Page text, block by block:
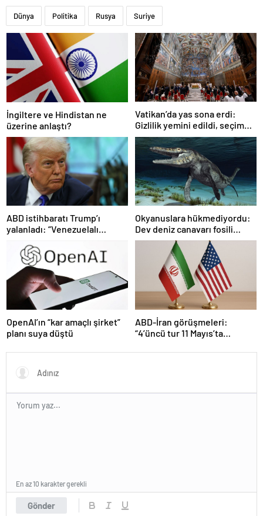
Dünya Politika Rusya Suriye
İngiltere ve Hindistan ne
üzerine anlaştı?
Vatikan’da yas sona erdi:
Gizlilik yemini edildi, seçim
başlıyor
ABD istihbaratı Trump’ı
yalanladı: “Venezuelalı
Okyanuslara hükmediyordu:
Dev deniz canavarı fosili
bulundu
OpenAI’ın “kar amaçlı şirket”
planı suya düştü
ABD-İran görüşmeleri:
“4’üncü tur 11 Mayıs’ta
Gönder
En az 10 karakter gerekli